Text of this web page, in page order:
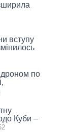
вступу
по
Куби –